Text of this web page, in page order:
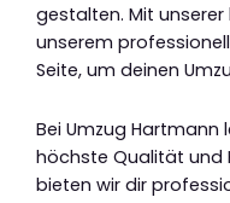
gestalten. Mit
unserem
Seite, um deinen
Bei Umzug Hartmann
höchste Qualität und
bieten wir dir